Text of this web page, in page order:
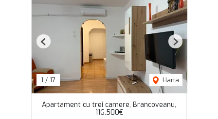
1 / 17 Harta
Previous Next
Apartament cu trei camere, Brancoveanu,
116.500€